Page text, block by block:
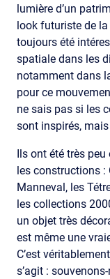
lumière d’un
look futuriste de la
toujours été
spatiale dans les
notamment dans
pour ce
ne sais pas si les
sont inspirés,
Ils ont été très
les constructions :
Manneval, les
les collections
un objet très
est même une
C’est
s’agit :